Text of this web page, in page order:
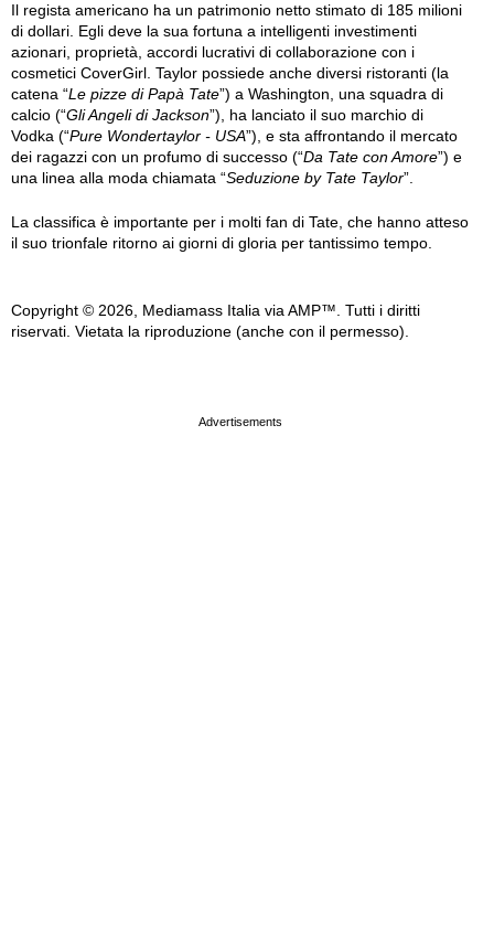
Il regista americano ha un patrimonio netto stimato di 185 milioni
di dollari. Egli deve la sua fortuna a intelligenti investimenti
azionari, proprietà, accordi lucrativi di collaborazione con i
cosmetici CoverGirl. Taylor possiede anche diversi ristoranti (la
catena “Le pizze di Papà Tate”) a Washington, una squadra di
calcio (“Gli Angeli di Jackson”), ha lanciato il suo marchio di
Vodka (“Pure Wondertaylor - USA”), e sta affrontando il mercato
dei ragazzi con un profumo di successo (“Da Tate con Amore”) e
una linea alla moda chiamata “Seduzione by Tate Taylor”.
La classifica è importante per i molti fan di Tate, che hanno atteso
il suo trionfale ritorno ai giorni di gloria per tantissimo tempo.
Copyright © 2026, Mediamass Italia via AMP™. Tutti i diritti
riservati. Vietata la riproduzione (anche con il permesso).